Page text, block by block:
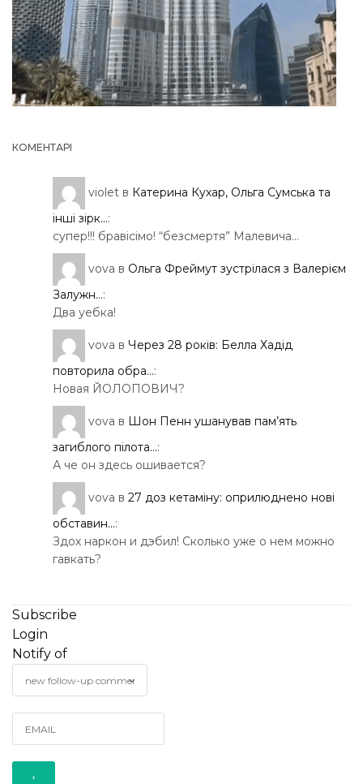
КОМЕНТАРІ
violet в Катерина Кухар, Ольга Сумська та
інші зірк...:
супер!!! бравісімо! “безсмертя” Малевича…
vova в Ольга Фреймут зустрілася з Валерієм
Залужн...:
Два уебка!
vova в Через 28 років: Белла Хадід
повторила обра...:
Новая ЙОЛОПОВИЧ?
vova в Шон Пенн ушанував пам’ять
загиблого пілота...:
А че он здесь ошивается?
vova в 27 доз кетаміну: оприлюднено нові
обставин...:
Здох наркон и дэбил! Сколько уже о нем можно
гавкать?
Subscribe
Login
Notify of